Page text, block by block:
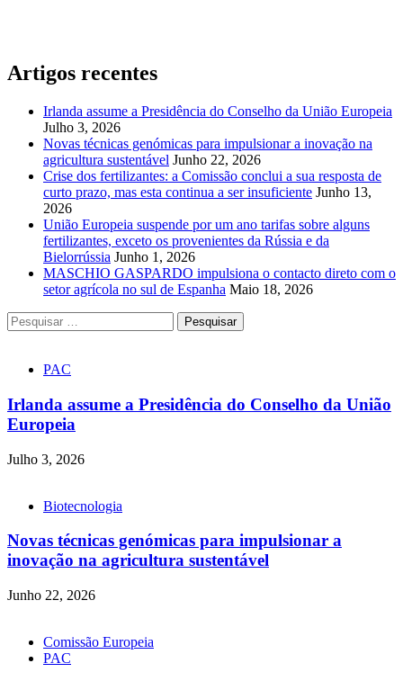
Artigos recentes
Irlanda assume a Presidência do Conselho da União Europeia
Julho 3, 2026
Novas técnicas genómicas para impulsionar a inovação na
agricultura sustentável Junho 22, 2026
Crise dos fertilizantes: a Comissão conclui a sua resposta de
curto prazo, mas esta continua a ser insuficiente Junho 13,
2026
União Europeia suspende por um ano tarifas sobre alguns
fertilizantes, exceto os provenientes da Rússia e da
Bielorrússia Junho 1, 2026
MASCHIO GASPARDO impulsiona o contacto direto com o
setor agrícola no sul de Espanha Maio 18, 2026
Pesquisar
por:
PAC
Irlanda assume a Presidência do Conselho da União
Europeia
Julho 3, 2026
Biotecnologia
Novas técnicas genómicas para impulsionar a
inovação na agricultura sustentável
Junho 22, 2026
Comissão Europeia
PAC